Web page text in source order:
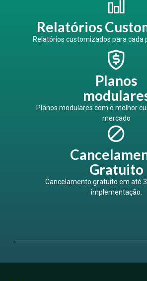
Relatórios
Relatórios customizados para cada
Planos
Planos modulares com o melhor
mercado
Gratuito
Cancelamento gratuito em até
implementação.